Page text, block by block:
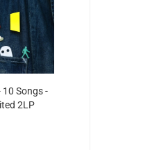
10 Songs -
2LP